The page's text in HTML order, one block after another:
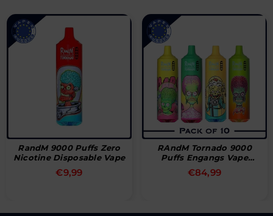
RandM 9000 Puffs Zero
Nicotine Disposable Vape
Normal
€9,99
RAndM Tornado 9000
Puffs Engangs Vape
Pakke Med 10 Stk
Normal
€84,99